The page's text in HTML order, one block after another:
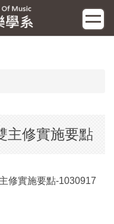
主修實施要點
修實施要點-1030917